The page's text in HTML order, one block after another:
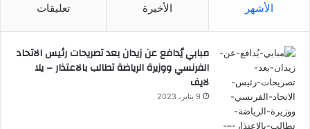
الأشهر الأخيرة تعليقات
مبابي يُدافع عن زيدان بعد تصريحات رئيس الاتحاد
الفرنسي ووزيرة الرياضة تطالب بالاعتذار – يلا
لايف
9 يناير، 2023